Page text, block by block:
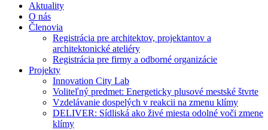
Aktuality
O nás
Členovia
Registrácia pre architektov, projektantov a
architektonické ateliéry
Registrácia pre firmy a odborné organizácie
Projekty
Innovation City Lab
Voliteľný predmet: Energeticky plusové mestské štvrte
Vzdelávanie dospelých v reakcii na zmenu klímy
DELIVER: Sídliská ako živé miesta odolné voči zmene
klímy